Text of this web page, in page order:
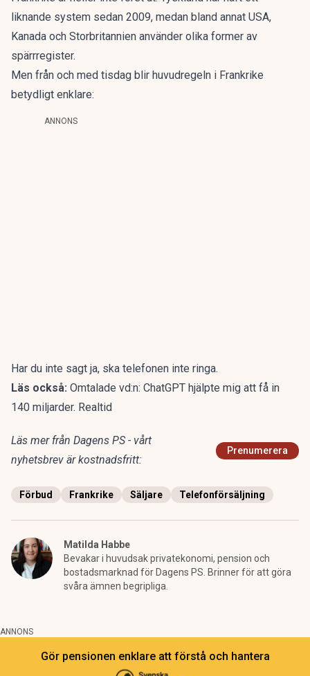
liknande system sedan 2009, medan bland annat USA,
Kanada och Storbritannien använder olika former av
spärrregister.
Men från och med tisdag blir huvudregeln i Frankrike
betydligt enklare:
ANNONS
Har du inte sagt ja, ska telefonen inte ringa.
Läs också: Omtalade vd:n: ChatGPT hjälpte mig att få in
140 miljarder. Realtid
Läs mer från Dagens PS - vårt
nyhetsbrev är kostnadsfritt:
Prenumerera
Förbud Frankrike Säljare Telefonförsäljning
Matilda Habbe
Bevakar i huvudsak privatekonomi, pension och
bostadsmarknad för Dagens PS. Brinner för att göra
svåra ämnen begripliga.
ANNONS
Gör pensionen enklare att förstå och hantera